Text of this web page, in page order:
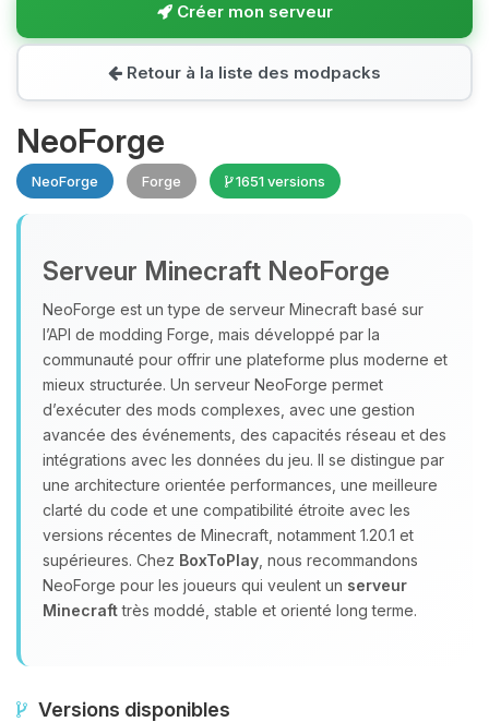
Créer mon serveur
Retour à la liste des modpacks
NeoForge
NeoForge Forge 1651 versions
Serveur Minecraft NeoForge
NeoForge est un type de serveur Minecraft basé sur
l’API de modding Forge, mais développé par la
communauté pour offrir une plateforme plus moderne et
mieux structurée. Un serveur NeoForge permet
d’exécuter des mods complexes, avec une gestion
avancée des événements, des capacités réseau et des
intégrations avec les données du jeu. Il se distingue par
une architecture orientée performances, une meilleure
clarté du code et une compatibilité étroite avec les
versions récentes de Minecraft, notamment 1.20.1 et
supérieures. Chez BoxToPlay , nous recommandons
NeoForge pour les joueurs qui veulent un serveur
Minecrafttrès moddé, stable et orienté long terme.
Versions disponibles
Youpi, enfin quelqu’un pour me
parler ! Moi c’est Choupy, ton petit
assistant BoxToPlay. Dis-moi ce dont
tu as besoin et je vais remuer mes
petits circuits pour t’aider.
08/08/2026 à 11:22